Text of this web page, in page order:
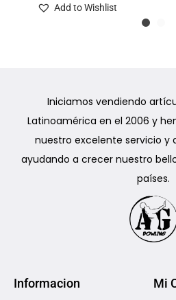
Add to Wishlist
Iniciamos vendiendo
Latinoamérica en el 2006 y
nuestro excelente servicio y
ayudando a crecer nuestro
países.
Informacion Mi